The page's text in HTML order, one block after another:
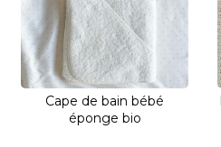
Cape de bain bébé
éponge bio